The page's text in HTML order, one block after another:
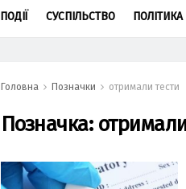
ПОДІЇ СУСПІЛЬСТВО ПОЛІТИКА
Головна Позначки отримали тести
Позначка: